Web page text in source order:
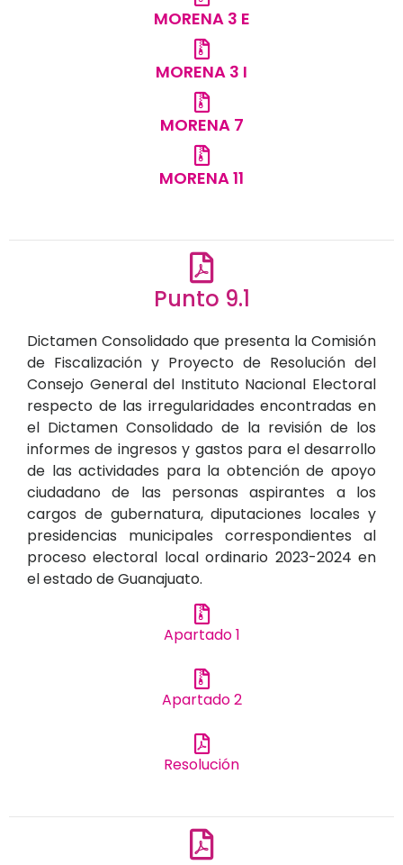
MORENA 3 E
MORENA 3 I
MORENA 7
MORENA 11
Punto 9.1
Dictamen Consolidado que presenta la Comisión
de Fiscalización y Proyecto de Resolución del
Consejo General del Instituto Nacional Electoral
respecto de las irregularidades encontradas en
el Dictamen Consolidado de la revisión de los
informes de ingresos y gastos para el desarrollo
de las actividades para la obtención de apoyo
ciudadano de las personas aspirantes a los
cargos de gubernatura, diputaciones locales y
presidencias municipales correspondientes al
proceso electoral local ordinario 2023-2024 en
el estado de Guanajuato.
Apartado 1
Apartado 2
Resolución